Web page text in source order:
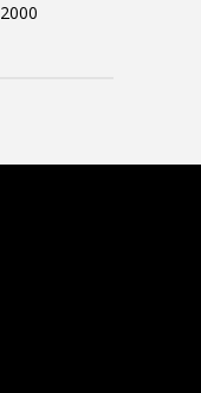
2000